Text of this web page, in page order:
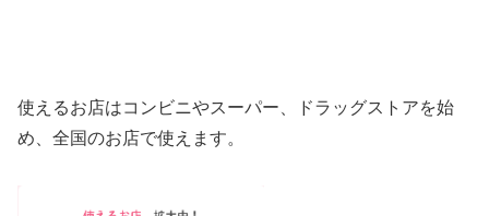
使えるお店はコンビニやスーパー、ドラッグストアを始
め、全国のお店で使えます。